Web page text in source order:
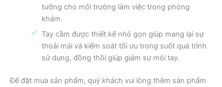
tưởng cho môi trường làm việc trong phòng
khám.
Tay cầm được thiết kế nhỏ gọn giúp mang lại sự
thoải mái và kiểm soát tối ưu trong suốt quá trình
sử dụng, đồng thồi giúp giảm sự mỏi tay.
Để đặt mua sản phẩm, quý khách vui lòng thêm sản phẩm